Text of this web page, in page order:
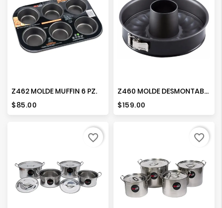
Z462 MOLDE MUFFIN 6 PZ.
Precio
$85.00
Z460 MOLDE DESMONTABLE 30 CMS.
Precio
$159.00
favorite_border favorite_border